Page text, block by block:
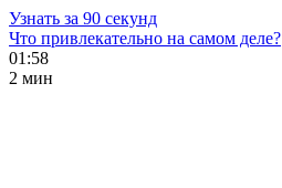
Узнать за 90 секунд
Что привлекательно на самом деле?
01:58
2 мин